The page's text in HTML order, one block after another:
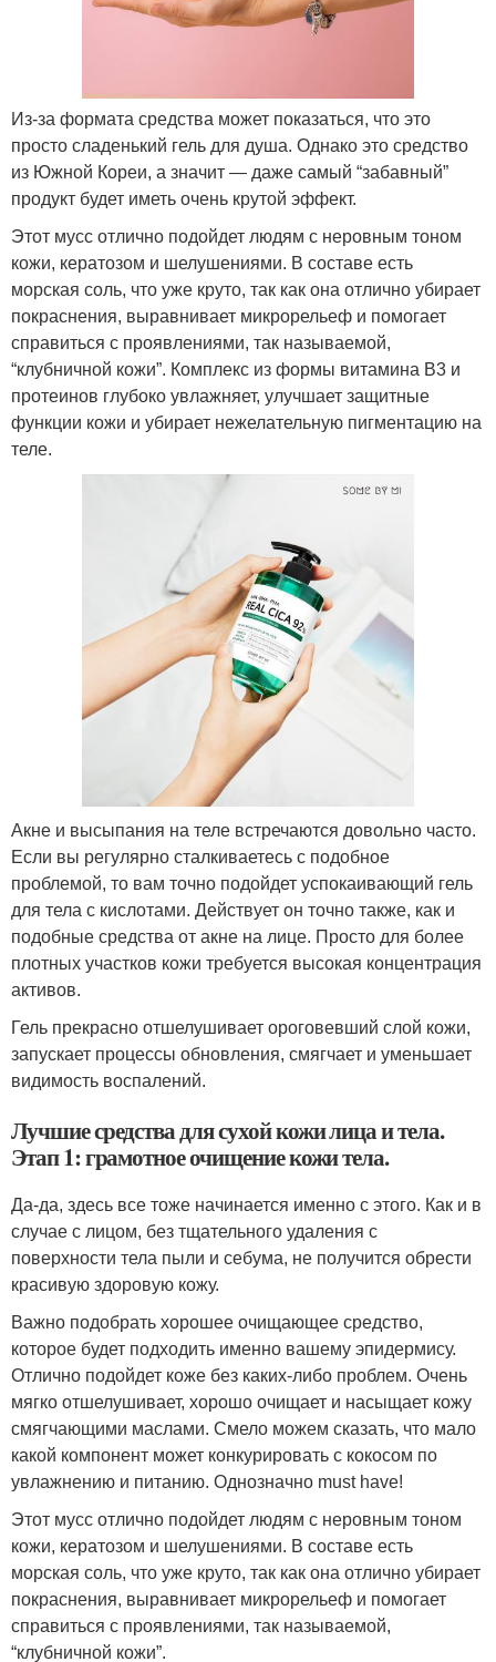
Из-за формата средства может показаться, что это
просто сладенький гель для душа. Однако это средство
из Южной Кореи, а значит — даже самый “забавный”
продукт будет иметь очень крутой эффект.
Этот мусс отлично подойдет людям с неровным тоном
кожи, кератозом и шелушениями. В составе есть
морская соль, что уже круто, так как она отлично убирает
покраснения, выравнивает микрорельеф и помогает
справиться с проявлениями, так называемой,
“клубничной кожи”. Комплекс из формы витамина В3 и
протеинов глубоко увлажняет, улучшает защитные
функции кожи и убирает нежелательную пигментацию на
теле.
Акне и высыпания на теле встречаются довольно часто.
Если вы регулярно сталкиваетесь с подобное
проблемой, то вам точно подойдет успокаивающий гель
для тела с кислотами. Действует он точно также, как и
подобные средства от акне на лице. Просто для более
плотных участков кожи требуется высокая концентрация
активов.
Гель прекрасно отшелушивает ороговевший слой кожи,
запускает процессы обновления, смягчает и уменьшает
видимость воспалений.
Лучшие средства для сухой кожи лица и тела.
Этап 1: грамотное очищение кожи тела.
Да-да, здесь все тоже начинается именно с этого. Как и в
случае с лицом, без тщательного удаления с
поверхности тела пыли и себума, не получится обрести
красивую здоровую кожу.
Важно подобрать хорошее очищающее средство,
которое будет подходить именно вашему эпидермису.
Отлично подойдет коже без каких-либо проблем. Очень
мягко отшелушивает, хорошо очищает и насыщает кожу
смягчающими маслами. Смело можем сказать, что мало
какой компонент может конкурировать с кокосом по
увлажнению и питанию. Однозначно must have!
Этот мусс отлично подойдет людям с неровным тоном
кожи, кератозом и шелушениями. В составе есть
морская соль, что уже круто, так как она отлично убирает
покраснения, выравнивает микрорельеф и помогает
справиться с проявлениями, так называемой,
“клубничной кожи”.